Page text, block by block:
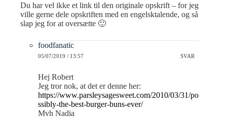
Du har vel ikke et link til den originale opskrift – for jeg
ville gerne dele opskriften med en engelsktalende, og så
slap jeg for at oversætte 🙂
foodfanatic
05/07/2019 / 13:57 SVAR
Hej Robert
Jeg tror nok, at det er denne her:
https://www.parsleysagesweet.com/2010/03/31/po
ssibly-the-best-burger-buns-ever/
Mvh Nadia